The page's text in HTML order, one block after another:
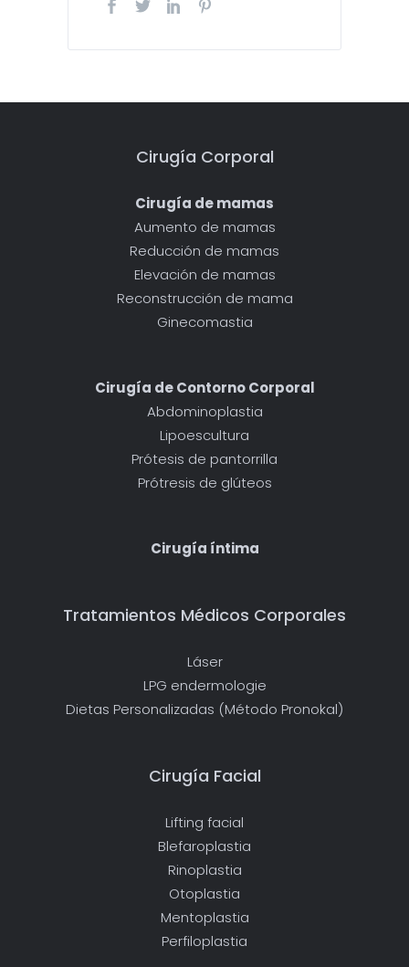
Cirugía Corporal
Cirugía de mamas
Aumento de mamas
Reducción de mamas
Elevación de mamas
Reconstrucción de mama
Ginecomastia
Cirugía de Contorno Corporal
Abdominoplastia
Lipoescultura
Prótesis de pantorrilla
Prótresis de glúteos
Cirugía íntima
Tratamientos Médicos Corporales
Láser
LPG endermologie
Dietas Personalizadas (Método Pronokal)
Cirugía Facial
Lifting facial
Blefaroplastia
Rinoplastia
Otoplastia
Mentoplastia
Perfiloplastia